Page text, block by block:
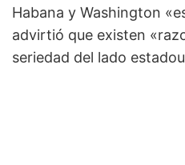
Habana y Washington
advirtió que existen
seriedad del lado